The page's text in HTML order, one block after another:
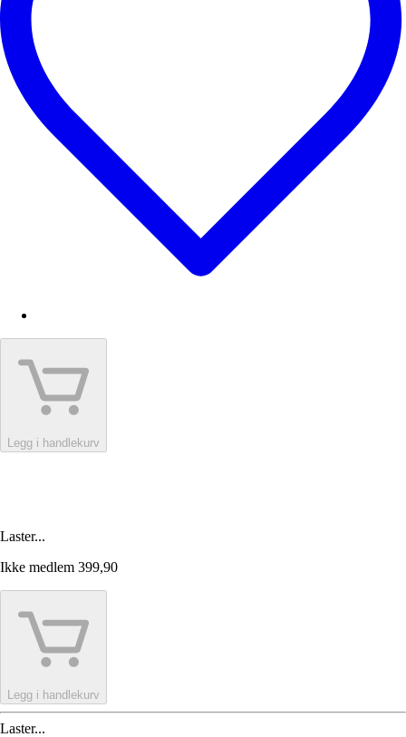
Legg i handlekurv
Laster...
Ikke medlem 399,90
Legg i handlekurv
Laster...